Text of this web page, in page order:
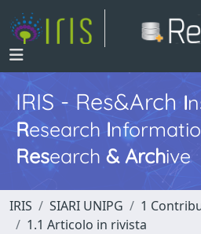
IRIS - Res&ArchI
Research I
Research & Archive
IRIS SIARI UNIPG
1
1.1 Articolo in rivista